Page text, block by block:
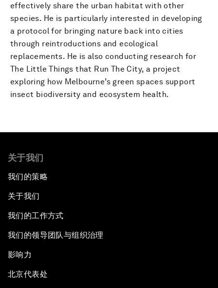
effectively share the urban habitat with other
species. He is particularly interested in developing
a protocol for bringing nature back into cities
through reintroductions and ecological
replacements. He is also conducting research for
The Little Things that Run The City, a project
exploring how Melbourne’s green spaces support
insect biodiversity and ecosystem health.
关于我们
我们的策略
关于我们
我们的工作方式
我们的领导团队与组织治理
影响力
北京代表处